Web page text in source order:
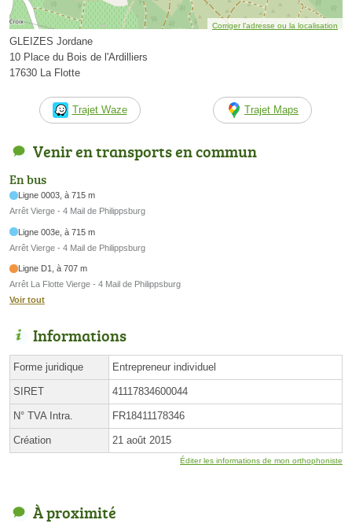
Corriger l’adresse ou la localisation
GLEIZES Jordane
10 Place du Bois de l'Ardilliers
17630 La Flotte
Trajet Waze Trajet Maps
Venir en transports en commun
En bus
Ligne 0003, à 715 m
Arrêt Vierge - 4 Mail de Philippsburg
Ligne 003e, à 715 m
Arrêt Vierge - 4 Mail de Philippsburg
Ligne D1, à 707 m
Arrêt La Flotte Vierge - 4 Mail de Philippsburg
Voir tout
Informations
Forme juridique Entrepreneur individuel
SIRET 41117834600044
N° TVA Intra. FR18411178346
Création 21 août 2015
Éditer les informations de mon orthophoniste
À proximité